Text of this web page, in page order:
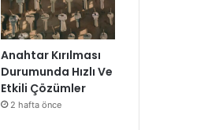
Anahtar Kırılması
Durumunda Hızlı Ve
Etkili Çözümler
2 hafta önce